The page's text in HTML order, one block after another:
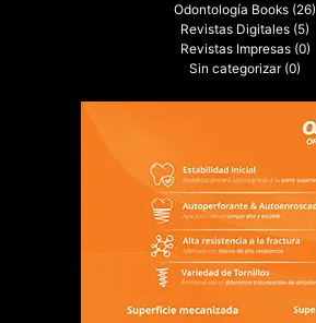
Odontología Books (26)
Revistas Digitales (5)
Revistas Impresas (0)
Sin categorizar (0)